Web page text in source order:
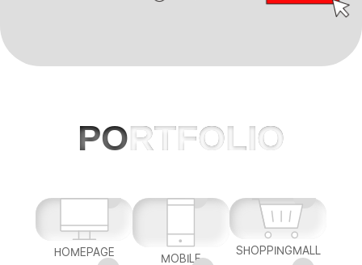
PORTFOLIO
HOMEPAGE MOBILE
SHOPPINGMALL